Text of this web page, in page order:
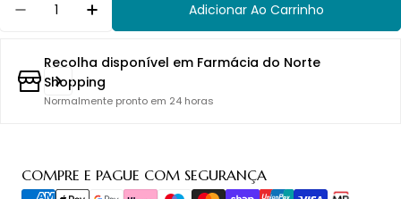
Diminuir Quantidade Para Lazartigue Sérum
Aumentar Quantidade Para
Adicionar Ao Carrinho
Recolha disponível em Farmácia do Norte
Shopping
Normalmente pronto em 24 horas
COMPRE E PAGUE COM SEGURANÇA
Métodos
de